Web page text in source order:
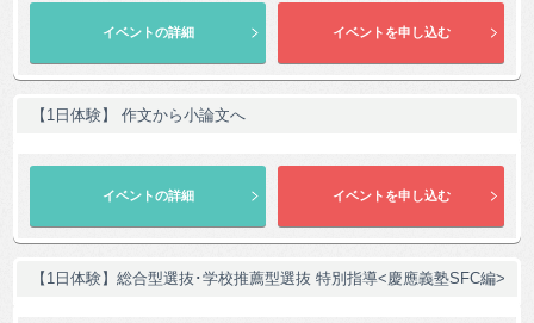
【1日体験】 作文から小論文へ
【1日体験】総合型選抜･学校推薦型選抜 特別指導<慶應義塾SFC編>